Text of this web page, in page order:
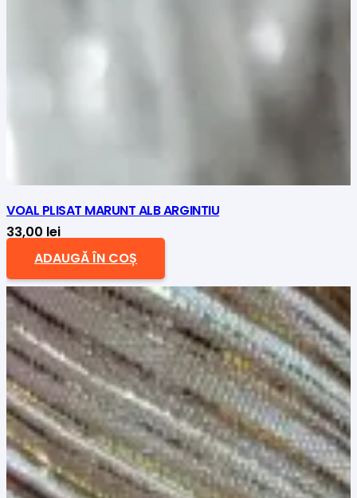
VOAL PLISAT MARUNT ALB ARGINTIU
33,00 lei
ADAUGĂ ÎN COȘ